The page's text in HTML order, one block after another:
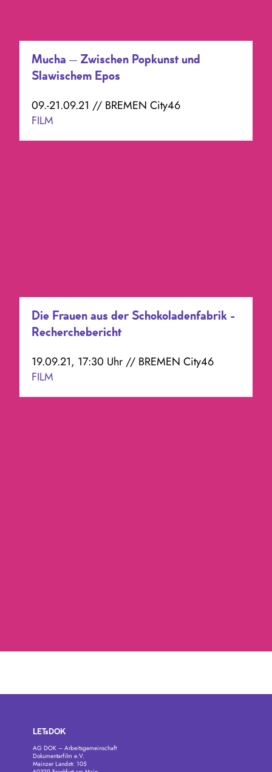
Mucha – Zwischen Popkunst und
Slawischem Epos
09.-21.09.21 // BREMEN City46
FILM
Die Frauen aus der Schokoladenfabrik -
Recherchebericht
19.09.21, 17:30 Uhr // BREMEN City46
FILM
LETsDOK
AG DOK – Arbeitsgemeinschaft
Dokumentarfilm e.V.
Mainzer Landstr. 105